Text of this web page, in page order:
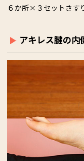
６か所×３セットさす
アキレス腱の内